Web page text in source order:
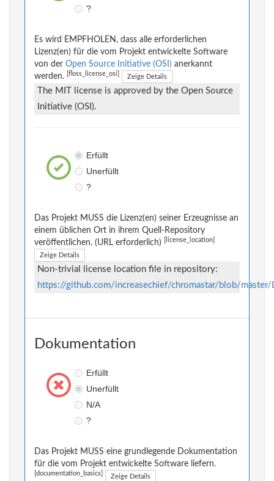
?
Es wird EMPFHOLEN, dass alle erforderlichen
Lizenz(en) für die vom Projekt entwickelte Software
von der Open Source Initiative (OSI) anerkannt
werden.
[floss_license_osi] Zeige Details
The MIT license is approved by the Open Source
Initiative (OSI).
Erfüllt
Unerfüllt
?
Das Projekt MUSS die Lizenz(en) seiner Erzeugnisse an
einem üblichen Ort in ihrem Quell-Repository
veröffentlichen. (URL erforderlich)
[license_location]
Zeige Details
Non-trivial license location file in repository:
https://github.com/increasechief/chromastar/blob/master/
Dokumentation
Erfüllt
Unerfüllt
N/A
?
Das Projekt MUSS eine grundlegende Dokumentation
für die vom Projekt entwickelte Software liefern.
[documentation_basics] Zeige Details